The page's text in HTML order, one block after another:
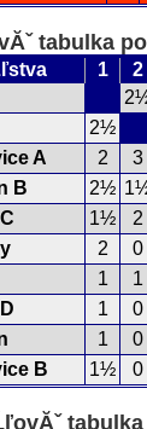
tabulka
1 2
2½
A 2 3
B 2½
1½ 2
2 0
1 1
1 0
1 0
B 1½ 0